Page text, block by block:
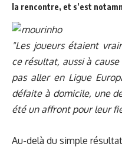
la rencontre, et s’est
"Les joueurs étaient
ce résultat, aussi à
pas aller en Ligue
défaite à domicile, une
été un affront pour leur
Au-delà du simple